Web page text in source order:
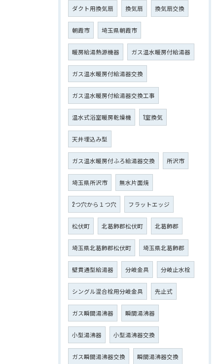
ダクト用換気扇 換気扇 換気扇交換
朝霞市 埼玉県朝霞市
暖房給湯熱源機器 ガス温水暖房付給湯器
ガス温水暖房付給湯器交換
ガス温水暖房付給湯器交換工事
温水式浴室暖房乾燥機 1室換気
天井埋込み型
ガス温水暖房付ふろ給湯器交換 所沢市
埼玉県所沢市 無水片面焼
2つ穴から１つ穴 フラットエッジ
松伏町 北葛飾郡松伏町 北葛飾郡
埼玉県北葛飾郡松伏町 埼玉県北葛飾郡
壁貫通型給湯器 分岐金具 分岐止水栓
シングル混合栓用分岐金具 先止式
ガス瞬間湯沸器 瞬間湯沸器
小型湯沸器 小型湯沸器交換
ガス瞬間湯沸器交換 瞬間湯沸器交換